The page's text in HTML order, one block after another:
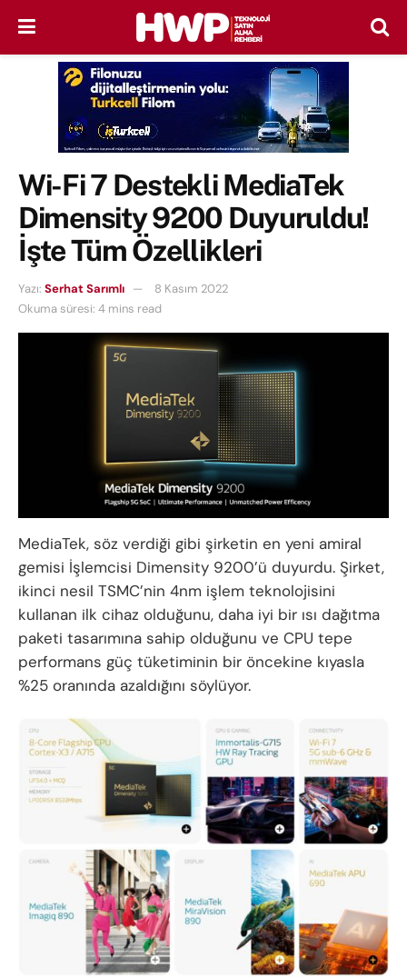
Wi-Fi 7 Destekli MediaTek
Dimensity 9200 Duyuruldu!
İşte Tüm Özellikleri
Yazı: Serhat Sarımlı
8 Kasım 2022
Okuma süresi: 4 mins read
MediaTek, söz verdiği gibi şirketin en yeni amiral
gemisi İşlemcisi Dimensity 9200’ü duyurdu. Şirket,
ikinci nesil TSMC’nin 4nm işlem teknolojisini
kullanan ilk cihaz olduğunu, daha iyi bir ısı dağıtma
paketi tasarımına sahip olduğunu ve CPU tepe
performans güç tüketiminin bir öncekine kıyasla
%25 oranında azaldığını söylüyor.